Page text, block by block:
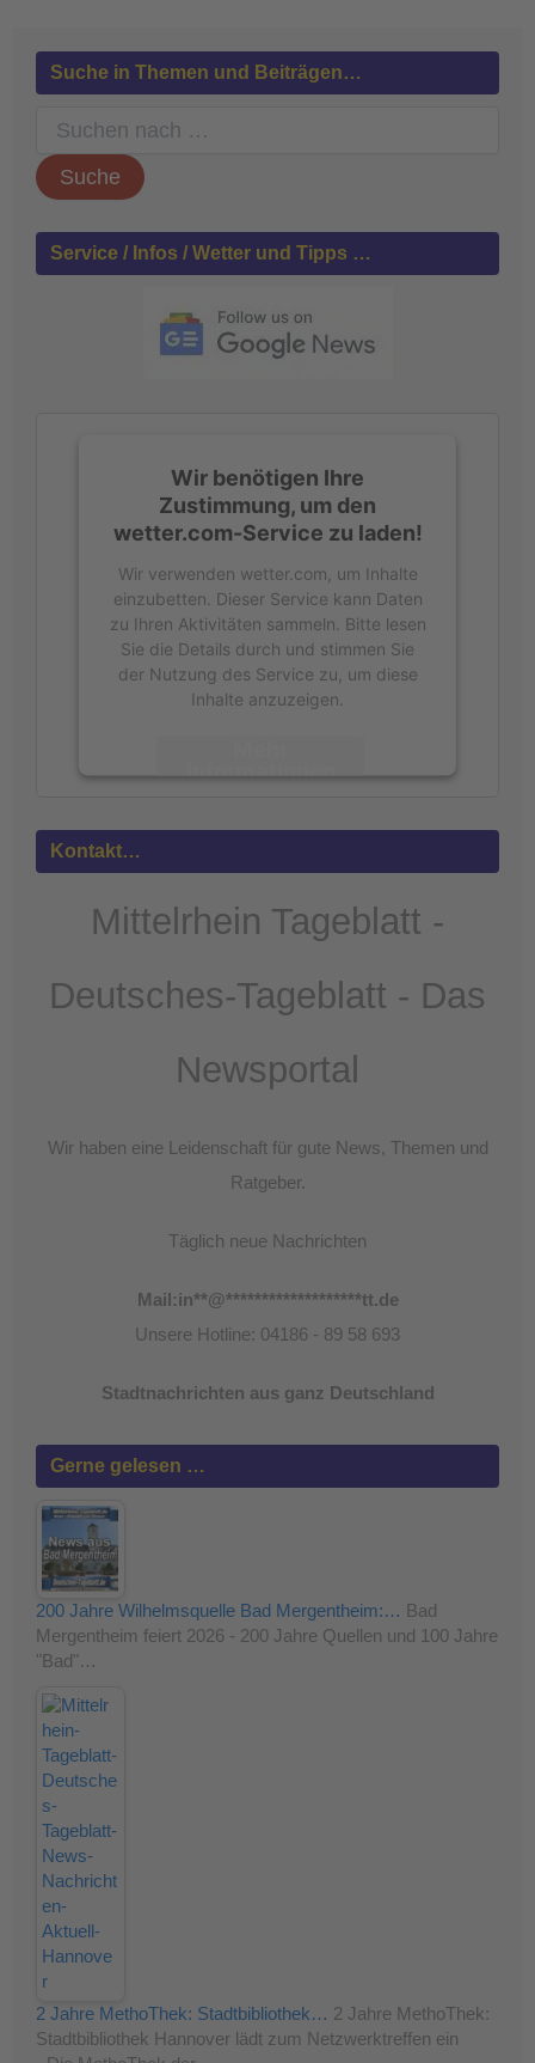
Suche in Themen und Beiträgen…
c
h
n
Service / Infos / Wetter und Tipps …
Wir benötigen Ihre
Zustimmung, um den
wetter.com-Service zu laden!
Wir verwenden wetter.com, um Inhalte
einzubetten. Dieser Service kann Daten
zu Ihren Aktivitäten sammeln. Bitte lesen
Sie die Details durch und stimmen Sie
der Nutzung des Service zu, um diese
Inhalte anzuzeigen.
powered by
Kontakt…
Mittelrhein Tageblatt -
Deutsches-Tageblatt - Das
Newsportal
Wir haben eine Leidenschaft für gute News, Themen und
Ratgeber.
Täglich neue Nachrichten
Mail:in**@*******************tt.de
Unsere Hotline: 04186 - 89 58 693
Stadtnachrichten aus ganz Deutschland
Gerne gelesen …
200 Jahre Wilhelmsquelle Bad Mergentheim:… Bad
Mergentheim feiert 2026 - 200 Jahre Quellen und 100 Jahre
"Bad"…
2 Jahre MethoThek: Stadtbibliothek… 2 Jahre MethoThek:
Stadtbibliothek Hannover lädt zum Netzwerktreffen ein